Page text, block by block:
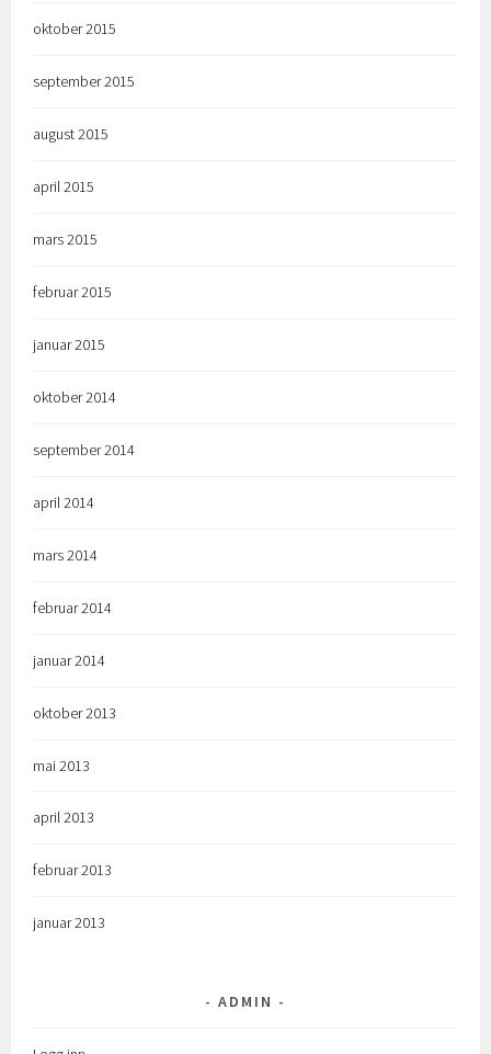
oktober 2015
september 2015
august 2015
april 2015
mars 2015
februar 2015
januar 2015
oktober 2014
september 2014
april 2014
mars 2014
februar 2014
januar 2014
oktober 2013
mai 2013
april 2013
februar 2013
januar 2013
ADMIN